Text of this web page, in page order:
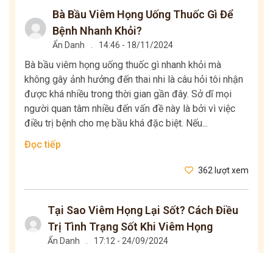
Bà Bầu Viêm Họng Uống Thuốc Gì Để
Bệnh Nhanh Khỏi?
Ẩn Danh 14:46 - 18/11/2024
Bà bầu viêm họng uống thuốc gì nhanh khỏi mà
không gây ảnh hưởng đến thai nhi là câu hỏi tôi nhận
được khá nhiều trong thời gian gần đây. Sở dĩ mọi
người quan tâm nhiều đến vấn đề này là bởi vì việc
điều trị bệnh cho mẹ bầu khá đặc biệt. Nếu...
Đọc tiếp
362 lượt xem
Tại Sao Viêm Họng Lại Sốt? Cách Điều
Trị Tình Trạng Sốt Khi Viêm Họng
Ẩn Danh 17:12 - 24/09/2024